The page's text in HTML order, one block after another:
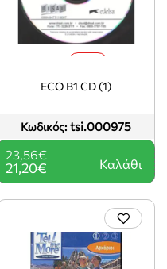
Κωδικός: tsi.000975
ECO B1 CD (1)
21,20€
23,56€
Καλάθι